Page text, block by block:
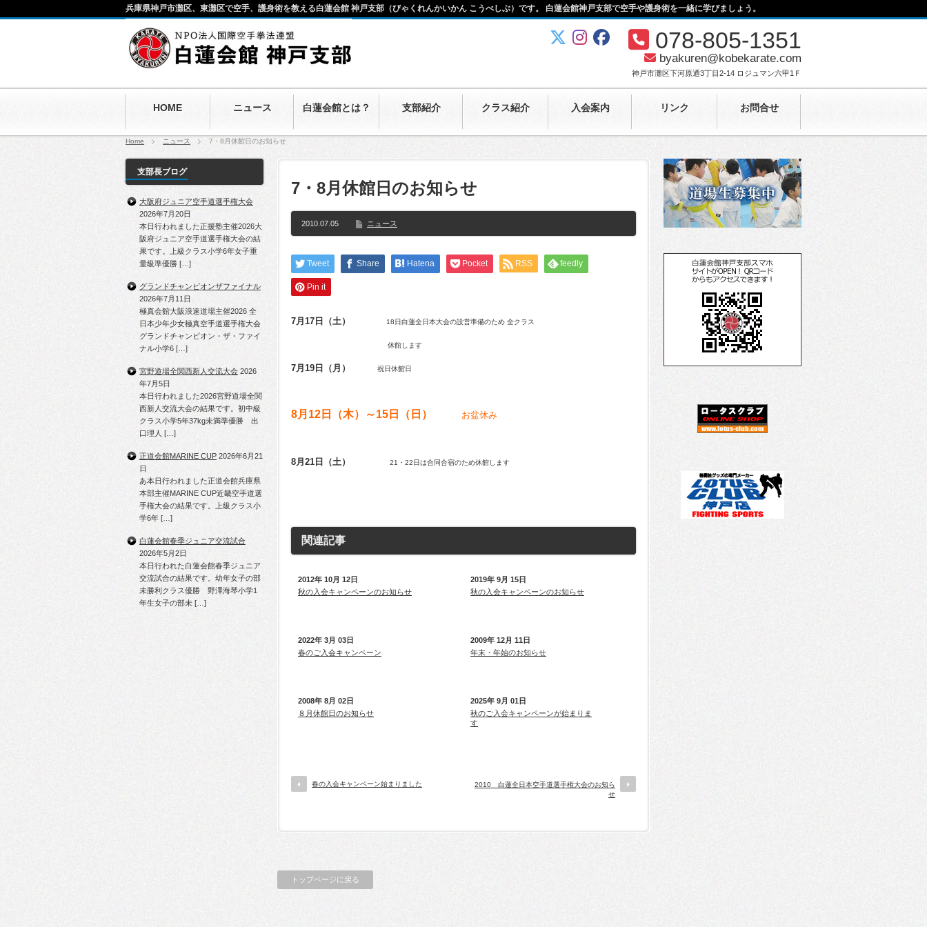
HOME ニュース 白蓮会館とは？ 支部紹介 クラス紹介 入会案内 リンク お問合せ
078-805-1351
byakuren@kobekarate.com
神戸市灘区下河原通3丁目2-14 ロジュマン六甲1Ｆ
兵庫県神戸市灘区、東灘区で空手、護身術を教える白蓮会館 神戸支部（びゃくれんかいかん こうべしぶ）です。 白蓮会館神戸支部で空手や護身術を一緒に学びましょう。
Home ニュース 7・8月休館日のお知らせ
7・8月休館日のお知らせ
2010.07.05 ニュース
Tweet Share Hatena Pocket RSS feedly
Pin it
7月17日（土） 18日白蓮全日本大会の設営準備のため 全クラス
休館します
7月19日（月） 祝日休館日
8月12日（木）～15日（日） お盆休み
8月21日（土） 21・22日は合同合宿のため休館します
関連記事
2012年 10月 12日
秋の入会キャンペーンのお知らせ
2019年 9月 15日
秋の入会キャンペーンのお知らせ
2022年 3月 03日
春のご入会キャンペーン
2009年 12月 11日
年末・年始のお知らせ
2008年 8月 02日
８月休館日のお知らせ
2025年 9月 01日
秋のご入会キャンペーンが始まりま
す
春の入会キャンペーン始まりました
2010 白蓮全日本空手道選手権大会のお知ら
せ
トップページに戻る
支部長ブログ
大阪府ジュニア空手道選手権大会
2026年7月20日
本日行われました正援塾主催2026大
阪府ジュニア空手道選手権大会の結
果です。上級クラス小学6年女子重
量級準優勝 […]
グランドチャンピオンザファイナル
2026年7月11日
極真会館大阪浪速道場主催2026 全
日本少年少女極真空手道選手権大会
グランドチャンピオン・ザ・ファイ
ナル小学6 […]
宮野道場全関西新人交流大会 2026
年7月5日
本日行われました2026宮野道場全関
西新人交流大会の結果です。初中級
クラス小学5年37kg未満準優勝 出
口理人 […]
正道会館MARINE CUP 2026年6月21
日
あ本日行われました正道会館兵庫県
本部主催MARINE CUP近畿空手道選
手権大会の結果です。上級クラス小
学6年 […]
白蓮会館春季ジュニア交流試合
2026年5月2日
本日行われた白蓮会館春季ジュニア
交流試合の結果です。幼年女子の部
未勝利クラス優勝 野澤海琴小学1
年生女子の部未 […]